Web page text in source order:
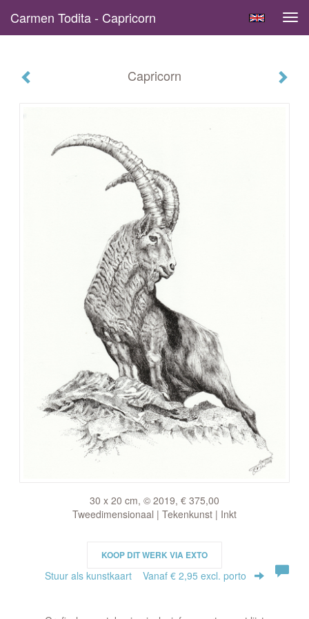
Carmen Todita - Capricorn
Capricorn
30 x 20 cm, © 2019, € 375,00
Tweedimensionaal | Tekenkunst | Inkt
KOOP DIT WERK VIA EXTO
Stuur als kunstkaart Vanaf € 2,95 excl. porto